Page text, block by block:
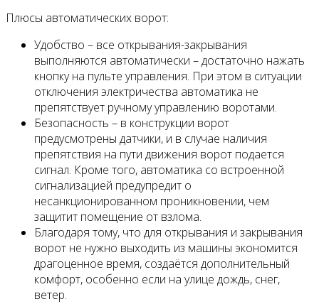
Плюсы автоматических ворот:
Удобство – все открывания-закрывания
выполняются автоматически – достаточно нажать
кнопку на пульте управления. При этом в ситуации
отключения электричества автоматика не
препятствует ручному управлению воротами.
Безопасность – в конструкции ворот
предусмотрены датчики, и в случае наличия
препятствия на пути движения ворот подается
сигнал. Кроме того, автоматика со встроенной
сигнализацией предупредит о
несанкционированном проникновении, чем
защитит помещение от взлома.
Благодаря тому, что для открывания и закрывания
ворот не нужно выходить из машины экономится
драгоценное время, создаётся дополнительный
комфорт, особенно если на улице дождь, снег,
ветер.